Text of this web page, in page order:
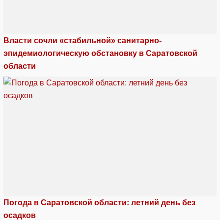
Власти сочли «стабильной» санитарно-
эпидемиологическую обстановку в Саратовской
области
Погода в Саратовской области: летний день без
осадков